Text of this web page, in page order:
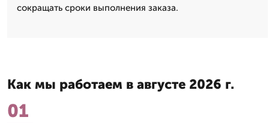
сокращать сроки выполнения заказа.
Как мы работаем в августе 2026 г.
01